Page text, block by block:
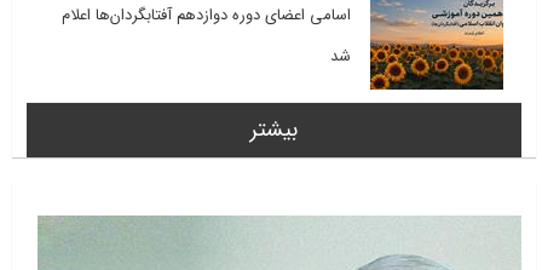
اسامی اعضای دوره دوازدهم آفتابگردان‌ها اعلام
شد
بیشتر